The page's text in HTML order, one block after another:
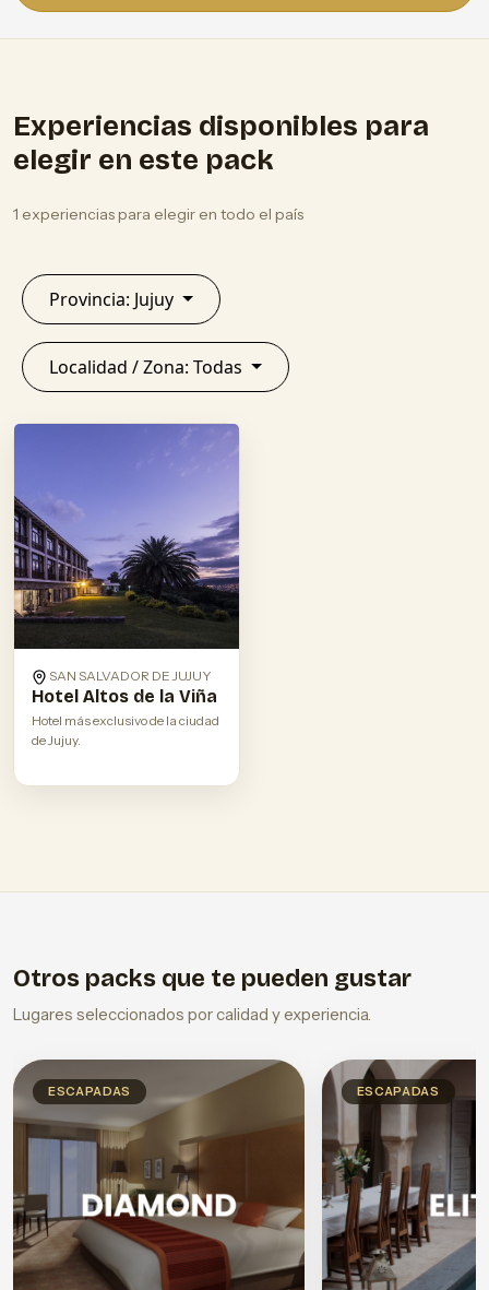
Experiencias disponibles para
elegir en este pack
1 experiencias para elegir en todo el país
Provincia: Jujuy
Localidad / Zona: Todas
SAN SALVADOR DE JUJUY
Hotel Altos de la Viña
Hotel más exclusivo de la ciudad
de Jujuy.
Otros packs que te pueden gustar
Lugares seleccionados por calidad y experiencia.
ESCAPADAS ESCAPADAS